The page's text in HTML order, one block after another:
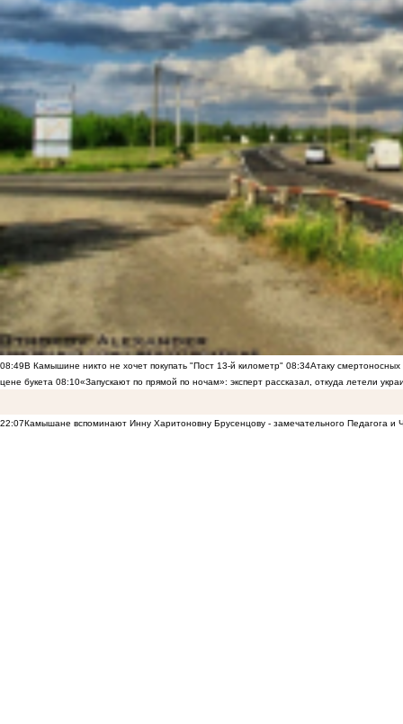
08:49В Камышине никто не хочет покупать "Пост 13-й километр" 08:34Атаку
цене букета 08:10«Запускают по прямой по ночам»: эксперт рассказал, откуда летели
22:07Камышане вспоминают Инну Харитоновну Брусенцову - замечательного Педагога и